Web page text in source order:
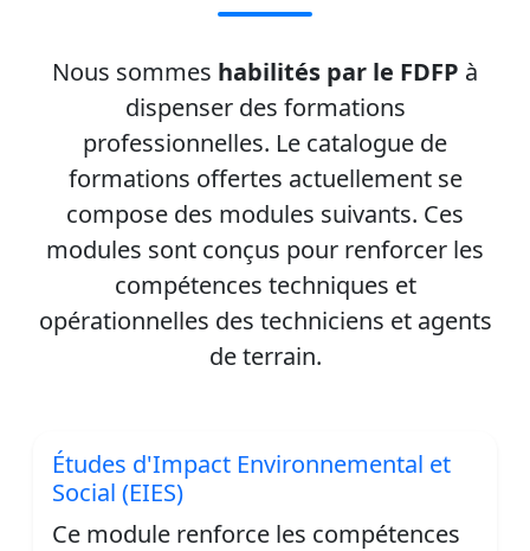
Nous sommes habilités par le FDFP à
dispenser des formations
professionnelles. Le catalogue de
formations offertes actuellement se
compose des modules suivants. Ces
modules sont conçus pour renforcer les
compétences techniques et
opérationnelles des techniciens et agents
de terrain.
Études d'Impact Environnemental et
Social (EIES)
Ce module renforce les compétences